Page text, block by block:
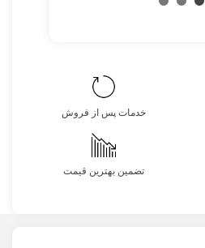
خدمات پس از فروش
تضمین بهترین قیمت